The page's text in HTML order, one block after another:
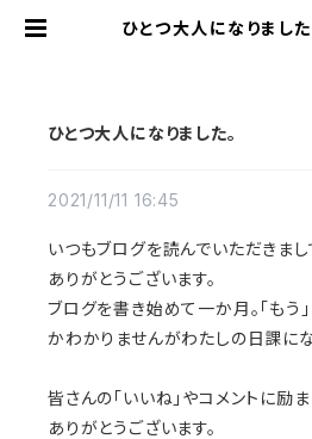
ひとつ大人になりまし
ひとつ大人になりました。
2021/11/11 16:45
いつもブログを読んでいただきまし
ありがとうございます。
ブログを書き始めて一か月。 「もう
かわかりませんがわたしの日課にな
皆さんの「いいね」やコメントに励
ありがとうございます。